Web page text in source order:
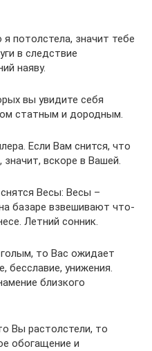
потолстела, значит тебе
в следствие
наяву.
вы увидите себя
статным и дородным.
Если Вам снится, что
вскоре в Вашей.
Весы: Весы –
базаре взвешивают что-
Летний сонник.
то Вас ожидает
бесславие, унижения.
близкого
Вы растолстели, то
обогащение и